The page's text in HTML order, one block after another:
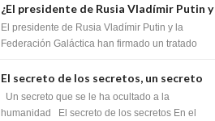
¿El presidente de Rusia Vladímir Putin y
la Federación Galactica han firmado un
tratado para acabar con los Sionistas?
El presidente de Rusia Vladímir Putin y la
Federación Galáctica han firmado un tratado
Si...
El secreto de los secretos, un secreto
que cambiaría por completo el destino
de la humanidad
Un secreto que se le ha ocultado a la
humanidad El secreto de los secretos En el